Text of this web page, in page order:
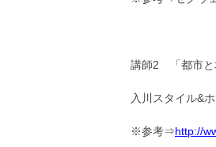
講師2 「都市と
入川スタイル&
※参考⇒http://